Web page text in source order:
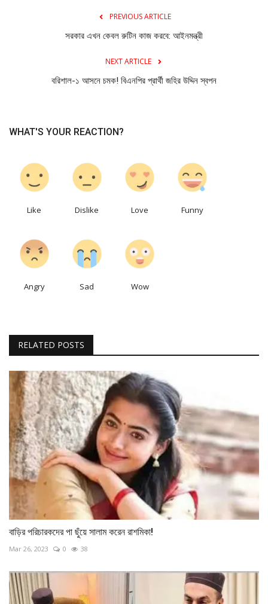
PREVIOUS ARTICLE
সরকার এখন কেবল রুটিন কাজ করবে: আইনমন্ত্রী
NEXT ARTICLE
বরিশাল-১ আসনে চমক! বিএনপির প্রার্থী জহির উদ্দিন স্বপন
WHAT'S YOUR REACTION?
Like Dislike Love Funny
Angry Sad Wow
RELATED POSTS
বাড়ির পরিচারকদের পা ছুঁয়ে সালাম করেন রাশমিকা!
Mar 26, 2023 0 38